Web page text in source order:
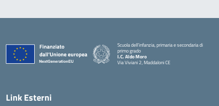
Scuola dell’infanzia, primaria e secondaria di
primo grado
I.C. Aldo Moro
Via Viviani 2, Maddaloni CE
Link Esterni